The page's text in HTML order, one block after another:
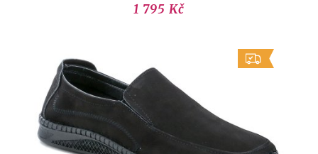
1 795 Kč